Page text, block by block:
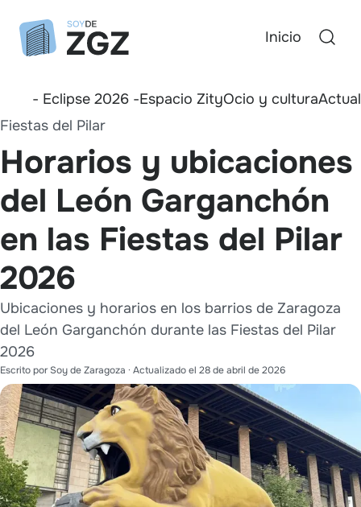
Inicio
- Eclipse 2026 -Espacio ZityOcio y cultura
Fiestas del Pilar
Horarios y ubicaciones
del León Garganchón
en las Fiestas del Pilar
2026
Ubicaciones y horarios en los barrios de Zaragoza
del León Garganchón durante las Fiestas del Pilar
2026
Escrito porSoy de Zaragoza · Actualizado el 28 de abril de 2026